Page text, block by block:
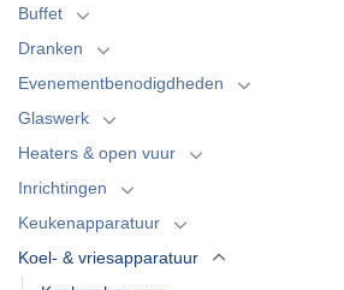
Buffet
Dranken
Evenementbenodigdheden
Glaswerk
Heaters & open vuur
Inrichtingen
Keukenapparatuur
Koel- & vriesapparatuur